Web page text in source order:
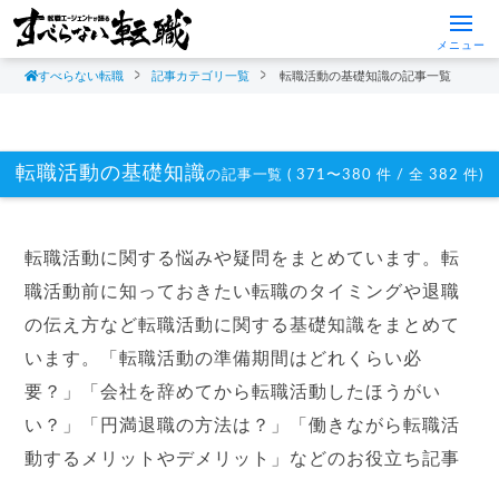
メニュー
すべらない転職 記事カテゴリ一覧 転職活動の基礎知識の記事一覧
転職活動の基礎知識の記事一覧 ( 371〜380 件 / 全 382 件)
転職活動に関する悩みや疑問をまとめています。転
職活動前に知っておきたい転職のタイミングや退職
の伝え方など転職活動に関する基礎知識をまとめて
います。「転職活動の準備期間はどれくらい必
要？」「会社を辞めてから転職活動したほうがい
い？」「円満退職の方法は？」「働きながら転職活
動するメリットやデメリット」などのお役立ち記事